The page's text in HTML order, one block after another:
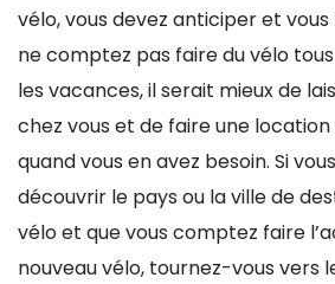
vélo, vous devez anticiper et vous
ne comptez pas faire du vélo
les vacances, il serait mieux de
chez vous et de faire une
quand vous en avez besoin. Si
découvrir le pays ou la ville de
vélo et que vous comptez faire
nouveau vélo, tournez-vous vers